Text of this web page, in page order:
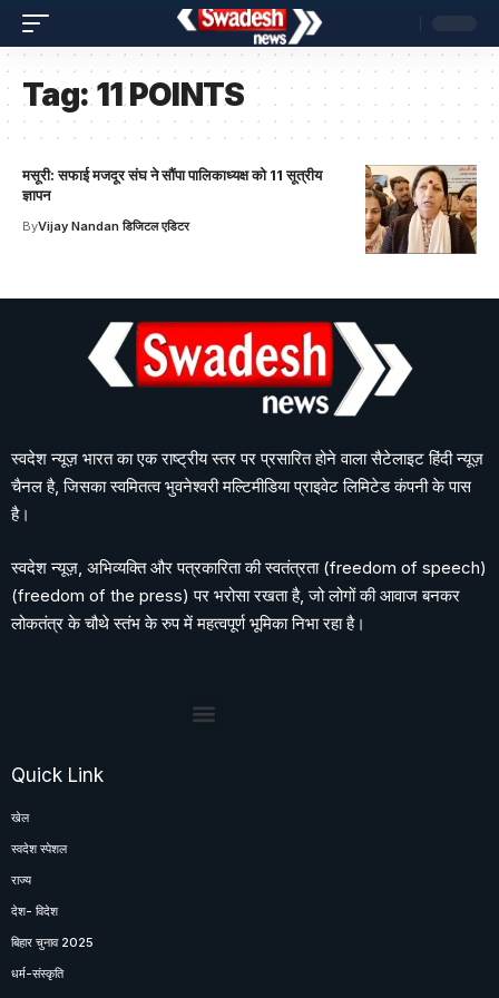
Tag:11 POINTS
मसूरी: सफाई मजदूर संघ ने सौंपा पालिकाध्यक्ष को 11 सूत्रीय
ज्ञापन
ByVijay Nandan डिजिटल एडिटर
स्वदेश न्यूज़ भारत का एक राष्ट्रीय स्तर पर प्रसारित होने वाला सैटेलाइट हिंदी न्यूज़
चैनल है, जिसका स्वमितत्व भुवनेश्वरी मल्टिमीडिया प्राइवेट लिमिटेड कंपनी के पास
है।
स्वदेश न्यूज़, अभिव्यक्ति और पत्रकारिता की स्वतंत्रता (freedom of speech)
(freedom of the press) पर भरोसा रखता है, जो लोगों की आवाज बनकर
लोकतंत्र के चौथे स्तंभ के रुप में महत्वपूर्ण भूमिका निभा रहा है।
Quick Link
खेल
स्वदेश स्पेशल
राज्य
देश- विदेश
बिहार चुनाव 2025
धर्म-संस्कृति